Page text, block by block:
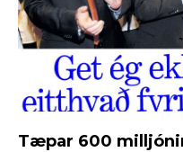
Tæpar 600